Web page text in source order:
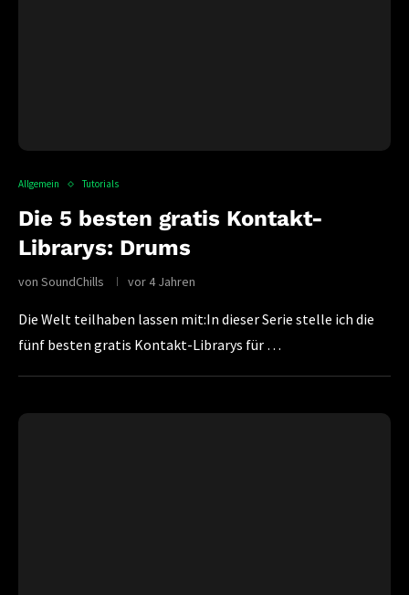
Allgemein Tutorials
Die 5 besten gratis Kontakt-
Librarys: Drums
von SoundChills vor 4 Jahren
Die Welt teilhaben lassen mit:In dieser Serie stelle ich die
fünf besten gratis Kontakt-Librarys für …